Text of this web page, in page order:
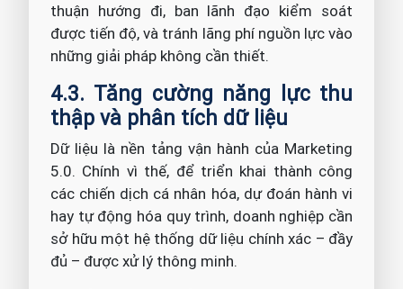
thuận hướng đi, ban lãnh đạo kiểm soát
được tiến độ, và tránh lãng phí nguồn lực vào
những giải pháp không cần thiết.
4.3. Tăng cường năng lực thu
thập và phân tích dữ liệu
Dữ liệu là nền tảng vận hành của Marketing
5.0. Chính vì thế, để triển khai thành công
các chiến dịch cá nhân hóa, dự đoán hành vi
hay tự động hóa quy trình, doanh nghiệp cần
sở hữu một hệ thống dữ liệu chính xác – đầy
đủ – được xử lý thông minh.